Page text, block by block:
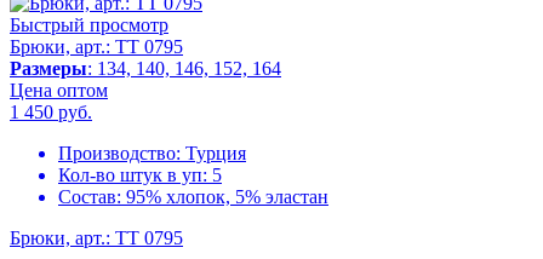
Быстрый просмотр
Брюки, арт.: TT 0795
Размеры: 134, 140, 146, 152, 164
Цена оптом
1 450 руб.
Производство: Турция
Кол-во штук в уп: 5
Состав: 95% хлопок, 5% эластан
Брюки, арт.: TT 0795